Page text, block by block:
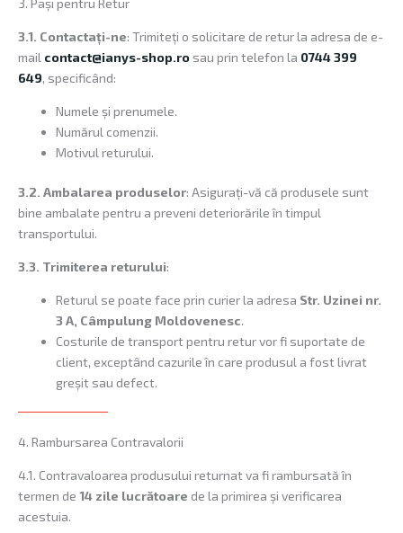
3.1. Contactați-ne: Trimiteți o solicitare de retur la adresa de e-
mail contact@ianys-shop.ro sau prin telefon la 0744 399
649, specificând:
Numele și prenumele.
Numărul comenzii.
Motivul returului.
3.2. Ambalarea produselor: Asigurați-vă că produsele sunt
bine ambalate pentru a preveni deteriorările în timpul
transportului.
3.3. Trimiterea returului:
Returul se poate face prin curier la adresa Str. Uzinei nr.
3 A, Câmpulung Moldovenesc.
Costurile de transport pentru retur vor fi suportate de
client, exceptând cazurile în care produsul a fost livrat
greșit sau defect.
4. Rambursarea Contravalorii
4.1. Contravaloarea produsului returnat va fi rambursată în
termen de 14 zile lucrătoare de la primirea și verificarea
acestuia.